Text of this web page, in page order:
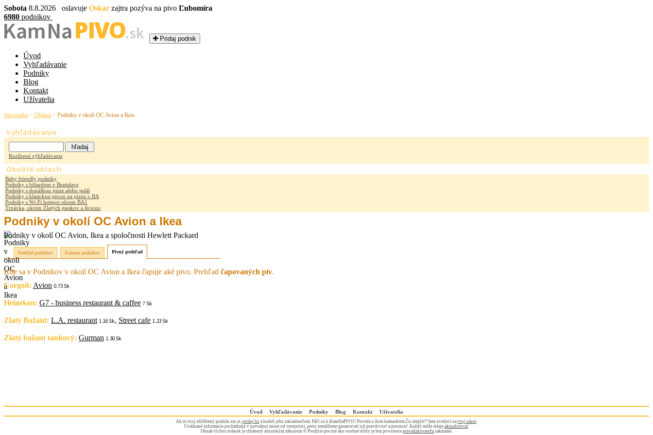
Sobota 8.8.2026 oslavuje Oskar zajtra pozýva na pivo Ľubomíra
6980 podnikov
Kam NaPIVO.sk Pridaj podnik
Úvod
Vyhľadávanie
Podniky
Blog
Kontakt
Užívatelia
Slovensko > Oblasti > Podniky v okolí OC Avion a Ikea
Vyhľadávanie
Rozšírené výhľadávanie
Okolité oblasti
Baby friendly podniky
Podniky s biliardom v Bratislave
Podniky s donáškou pizze alebo jedál
Podniky s klasickou pecou na pizzu v BA
Podniky s Wi-Fi hotspot okrem BA1
Trnávka, okrem Zlatých pieskov a Avionu
Podniky v okolí OC Avion a Ikea
Podniky v okolí OC Avion, Ikea a spoločnosti Hewlett Packard
Pivný prehľad
Prehľad podnikov Zoznam podnikov
Kde sa v Podnikov v okolí OC Avion a Ikea čapuje aké pivo. Prehľad čapovaných pív.
Corgoň: Avion 0.73 Sk
Heineken: G7 - business restaurant & caffee ? Sk
Zlatý Bažant: L.A. restaurant 1.16 Sk, Street cafe 1.23 Sk
Zlatý bažant tankový: Gurman 1.30 Sk
Úvod Vyhľadávanie Podniky Blog Kontakt Užívatelia
Ak tu tvoj obľúbený podnik nie je, pridaj hoa budeš jeho zakladateľom. Páči sa ti KamNaPIVO? Povedz o ňom kamarátom.Čo zlepšiť? Sme zvedaví na tvoj názor.
Uvádzané informácie pochádzajú v prevažnej miere od verejnosti, preto nemôžeme garantovať ich pravdivosť a presnosť. Každý môže údaje aktualizovať.
Obsah týchto stránok je chránený autorským zákonom © Použitie pre iné ako osobné účely je bez povolenia prevádzkovateľa zakázané.